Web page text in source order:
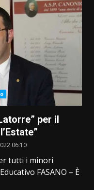
per il
06:10
tutti i minori
FASANO – È